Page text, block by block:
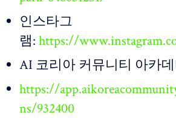
인스타그
램: https://
AI 코리아 커뮤니티 아카
https://
ns/932400